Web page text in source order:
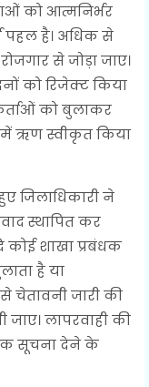
को आत्मनिर्भर
पहल है। अधिक से
से जोड़ा जाए।
को रिजेक्ट किया
को बुलाकर
में ऋण स्वीकृत किया
जिलाधिकारी ने
स्थापित कर
कोई शाखा प्रबंधक
है या
चेतावनी जारी की
जाए। लापरवाही की
सूचना देने के